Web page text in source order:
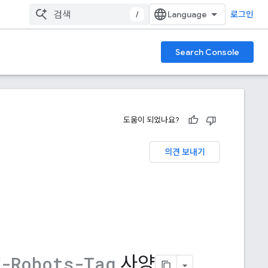
/ 로그인
Search Console
도움이 되었나요?
의견 보내기